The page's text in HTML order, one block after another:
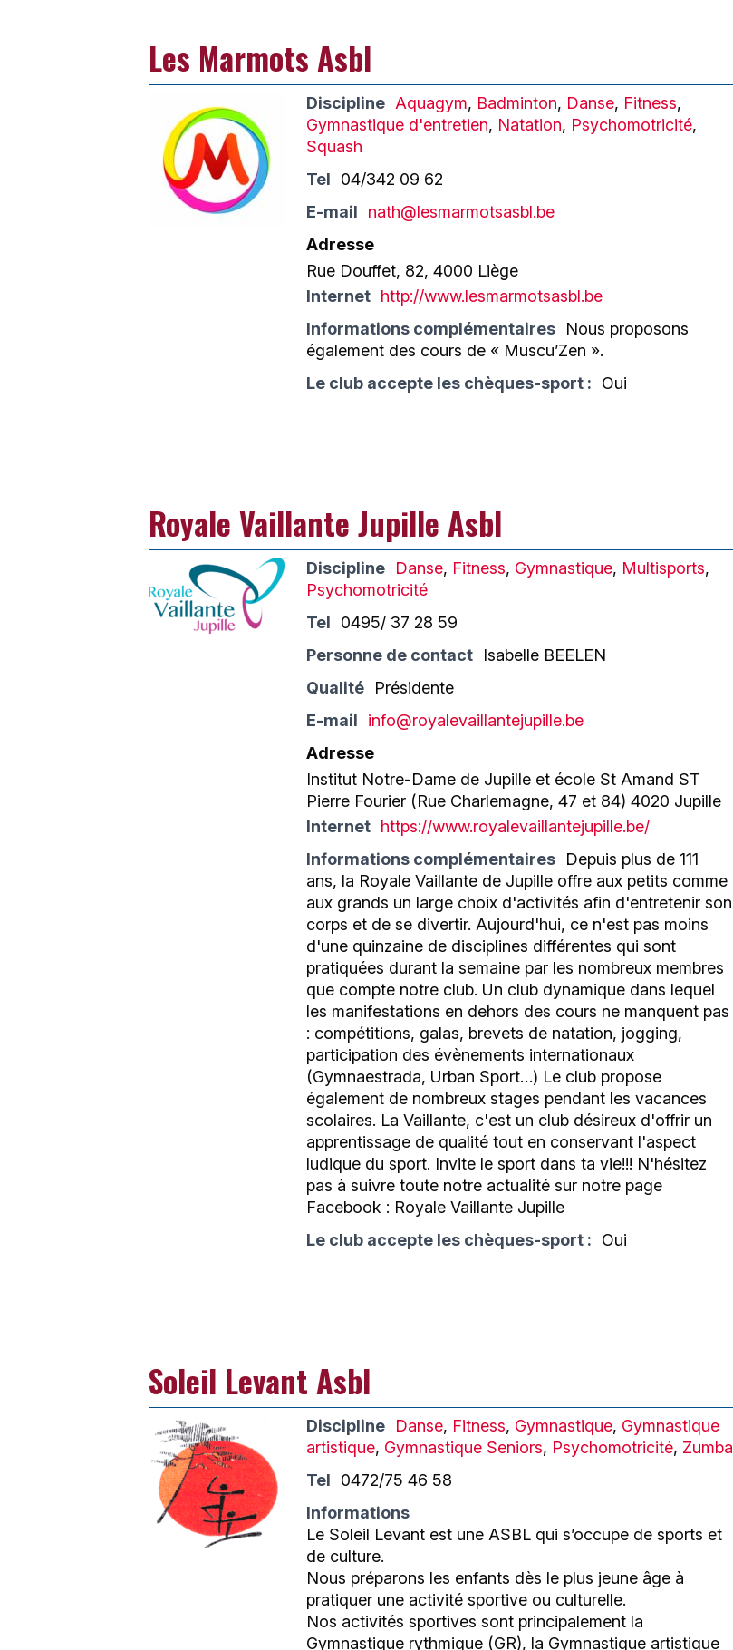
Les Marmots Asbl
Discipline Aquagym, Badminton, Danse, Fitness,
Gymnastique d'entretien, Natation, Psychomotricité,
Squash
Tel
04/342 09 62
E-mail
nath@lesmarmotsasbl.be
Adresse
Rue Douffet, 82, 4000 Liège
Internet http://www.lesmarmotsasbl.be
Informations complémentaires
Nous proposons
également des cours de « Muscu’Zen ».
Le club accepte les chèques-sport :
Oui
Royale Vaillante Jupille Asbl
Discipline Danse, Fitness, Gymnastique, Multisports,
Psychomotricité
Tel
0495/ 37 28 59
Personne de contact
Isabelle BEELEN
Qualité
Présidente
E-mail
info@royalevaillantejupille.be
Adresse
Institut Notre-Dame de Jupille et école St Amand ST
Pierre Fourier (Rue Charlemagne, 47 et 84) 4020 Jupille
Internet https://www.royalevaillantejupille.be/
Informations complémentaires
Depuis plus de 111
ans, la Royale Vaillante de Jupille offre aux petits comme
aux grands un large choix d'activités afin d'entretenir son
corps et de se divertir. Aujourd'hui, ce n'est pas moins
d'une quinzaine de disciplines différentes qui sont
pratiquées durant la semaine par les nombreux membres
que compte notre club. Un club dynamique dans lequel
les manifestations en dehors des cours ne manquent pas
: compétitions, galas, brevets de natation, jogging,
participation des évènements internationaux
(Gymnaestrada, Urban Sport…) Le club propose
également de nombreux stages pendant les vacances
scolaires. La Vaillante, c'est un club désireux d'offrir un
apprentissage de qualité tout en conservant l'aspect
ludique du sport. Invite le sport dans ta vie!!! N'hésitez
pas à suivre toute notre actualité sur notre page
Facebook : Royale Vaillante Jupille
Le club accepte les chèques-sport :
Oui
Soleil Levant Asbl
Discipline Danse, Fitness, Gymnastique, Gymnastique
artistique, Gymnastique Seniors, Psychomotricité, Zumba
Tel
0472/75 46 58
Informations
Le Soleil Levant est une ASBL qui s’occupe de sports et
de culture.
Nous préparons les enfants dès le plus jeune âge à
pratiquer une activité sportive ou culturelle.
Nos activités sportives sont principalement la
Gymnastique rythmique (GR), la Gymnastique artistique